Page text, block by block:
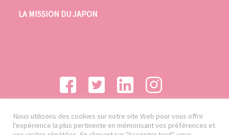
LA MISSION DU JAPON
Nous utilisons des cookies sur notre site Web pour vous offrir
l'expérience la plus pertinente en mémorisant vos préférences et